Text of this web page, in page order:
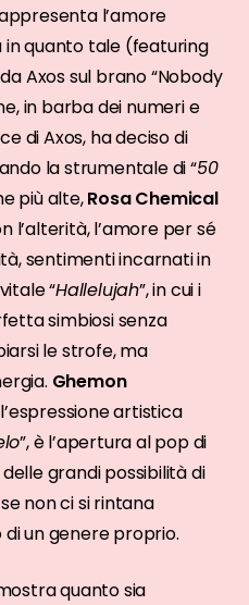
l’amore
in quanto tale (featuring
Axos sul brano “Nobody
in barba dei numeri e
di Axos, ha deciso di
la strumentale di “50
più alte,Rosa Chemical
l’alterità, l’amore per sé
sentimenti incarnati in
“Hallelujah”, in cui i
simbiosi senza
le strofe, ma
Ghemon
artistica
”, è l’apertura al pop di
grandi possibilità di
non ci si rintana
un genere proprio.
quanto sia